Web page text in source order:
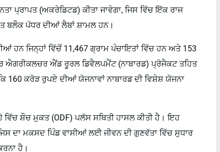
ਪ੍ਰਾਪਤ (ਅਕਰੇਡਿਟਡ) ਕੀਤਾ ਜਾਵੇਗਾ, ਜਿਸ ਵਿੱਚ ਇੱਕ ਰਾਜ
ਬਲੌਕ ਪੱਧਰ ਦੀਆਂ ਲੈਬਾਂ ਸ਼ਾਮਲ ਹਨ।
ਹਨ ਜਿਨ੍ਹਾਂ ਵਿੱਚੋਂ 11,467 ਗ੍ਰਾਮ ਪੰਚਾਇਤਾਂ ਵਿੱਚ ਹਨ ਅਤੇ 153
ਐਗਰੀਕਲਚਰ ਐਂਡ ਰੂਰਲ ਡਿਵੈਲਪਮੈਂਟ (ਨਾਬਾਰਡ) ਪ੍ਰੋਜੈਕਟ ਤਹਿਤ
160 ਕਰੋੜ ਰੁਪਏ ਦੀਆਂ ਯੋਜਨਾਵਾਂ ਨਾਬਾਰਡ ਦੀ ਵਿਸ਼ੇਸ਼ ਯੋਜਨਾ
ਵਿੱਚ ਸ਼ੌਚ ਮੁਕਤ (ODF) ਪਲੱਸ ਸਥਿਤੀ ਹਾਸਲ ਕੀਤੀ ਹੈ। ਇਹ
ਦਾ ਮਕਸਦ ਪਿੰਡ ਵਾਸੀਆਂ ਲਈ ਜੀਵਨ ਦੀ ਗੁਣਵੱਤਾ ਵਿੱਚ ਸੁਧਾਰ
ਹੈ।